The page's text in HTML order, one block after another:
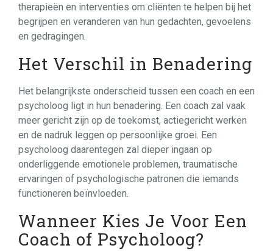
therapieën en interventies om cliënten te helpen bij het
begrijpen en veranderen van hun gedachten, gevoelens
en gedragingen.
Het Verschil in Benadering
Het belangrijkste onderscheid tussen een coach en een
psycholoog ligt in hun benadering. Een coach zal vaak
meer gericht zijn op de toekomst, actiegericht werken
en de nadruk leggen op persoonlijke groei. Een
psycholoog daarentegen zal dieper ingaan op
onderliggende emotionele problemen, traumatische
ervaringen of psychologische patronen die iemands
functioneren beïnvloeden.
Wanneer Kies Je Voor Een
Coach of Psycholoog?